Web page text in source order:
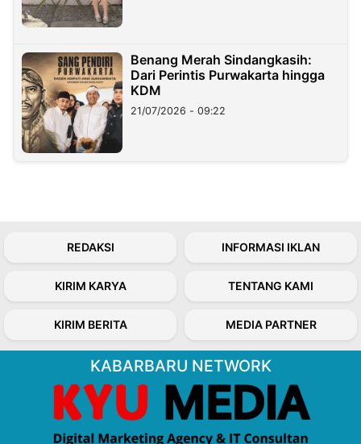
Benang Merah Sindangkasih:
Dari Perintis Purwakarta hingga
KDM
21/07/2026 - 09:22
REDAKSI INFORMASI IKLAN
KIRIM KARYA TENTANG KAMI
KIRIM BERITA MEDIA PARTNER
KABARBARU NETWORK